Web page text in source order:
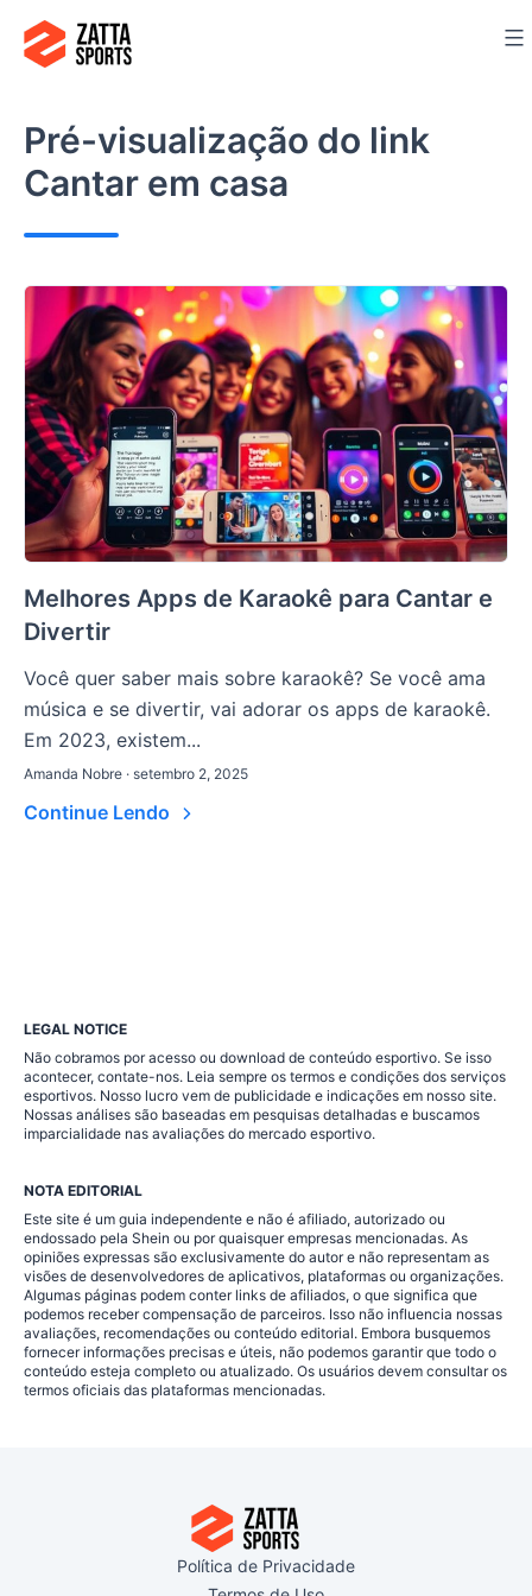
para
conteúdo
Pré-visualização do link
Cantar em casa
Melhores Apps de Karaokê para Cantar e
Divertir
Você quer saber mais sobre karaokê? Se você ama
música e se divertir, vai adorar os apps de karaokê.
Em 2023, existem...
Amanda Nobre · setembro 2, 2025
Continue Lendo
LEGAL NOTICE
Não cobramos por acesso ou download de conteúdo esportivo. Se isso
acontecer, contate-nos. Leia sempre os termos e condições dos serviços
esportivos. Nosso lucro vem de publicidade e indicações em nosso site.
Nossas análises são baseadas em pesquisas detalhadas e buscamos
imparcialidade nas avaliações do mercado esportivo.
NOTA EDITORIAL
Este site é um guia independente e não é afiliado, autorizado ou
endossado pela Shein ou por quaisquer empresas mencionadas. As
opiniões expressas são exclusivamente do autor e não representam as
visões de desenvolvedores de aplicativos, plataformas ou organizações.
Algumas páginas podem conter links de afiliados, o que significa que
podemos receber compensação de parceiros. Isso não influencia nossas
avaliações, recomendações ou conteúdo editorial. Embora busquemos
fornecer informações precisas e úteis, não podemos garantir que todo o
conteúdo esteja completo ou atualizado. Os usuários devem consultar os
termos oficiais das plataformas mencionadas.
Política de Privacidade